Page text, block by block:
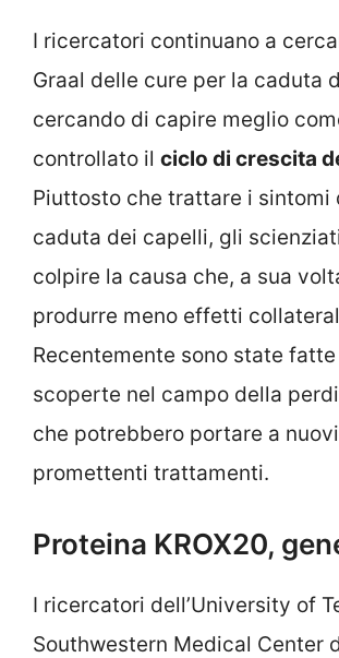
I ricercatori continuano a
Graal delle cure per la caduta
cercando di capire meglio
controllato il ciclo di crescita
Piuttosto che trattare i sintomi
caduta dei capelli, gli
colpire la causa che, a sua
produrre meno effetti
Recentemente sono state
scoperte nel campo della
che potrebbero portare a nuovi
promettenti trattamenti.
Proteina KROX20,
I ricercatori dell’University of
Southwestern Medical Center